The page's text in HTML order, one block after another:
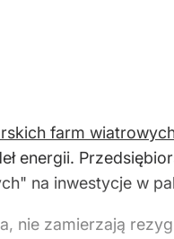
farm
energii.
na inwestycje w
nie zamierzają